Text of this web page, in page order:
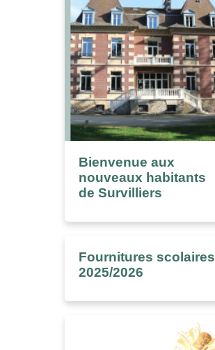
Bienvenue aux
nouveaux habitants
de Survilliers
Fournitures scolaires
2025/2026